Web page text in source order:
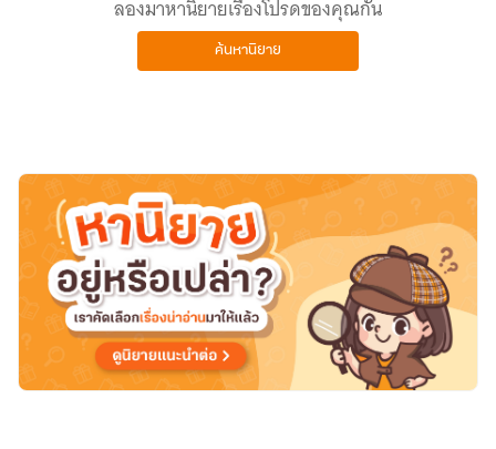
ลองมาหานิยายเรื่องโปรดของคุณกัน
ค้นหานิยาย